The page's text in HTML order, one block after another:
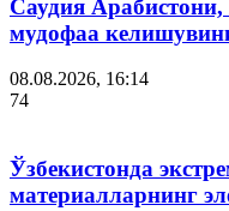
Саудия
мудофаа
08.08.2026, 16:14
74
Ўзбекистонда
материалларнинг